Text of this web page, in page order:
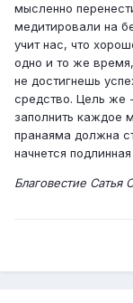
мысленно
медитировали на
учит нас, что
одно и то же
не достигнешь
средство. Цель же
заполнить каждое
пранаяма должна
начнется
Благовестие Сатья